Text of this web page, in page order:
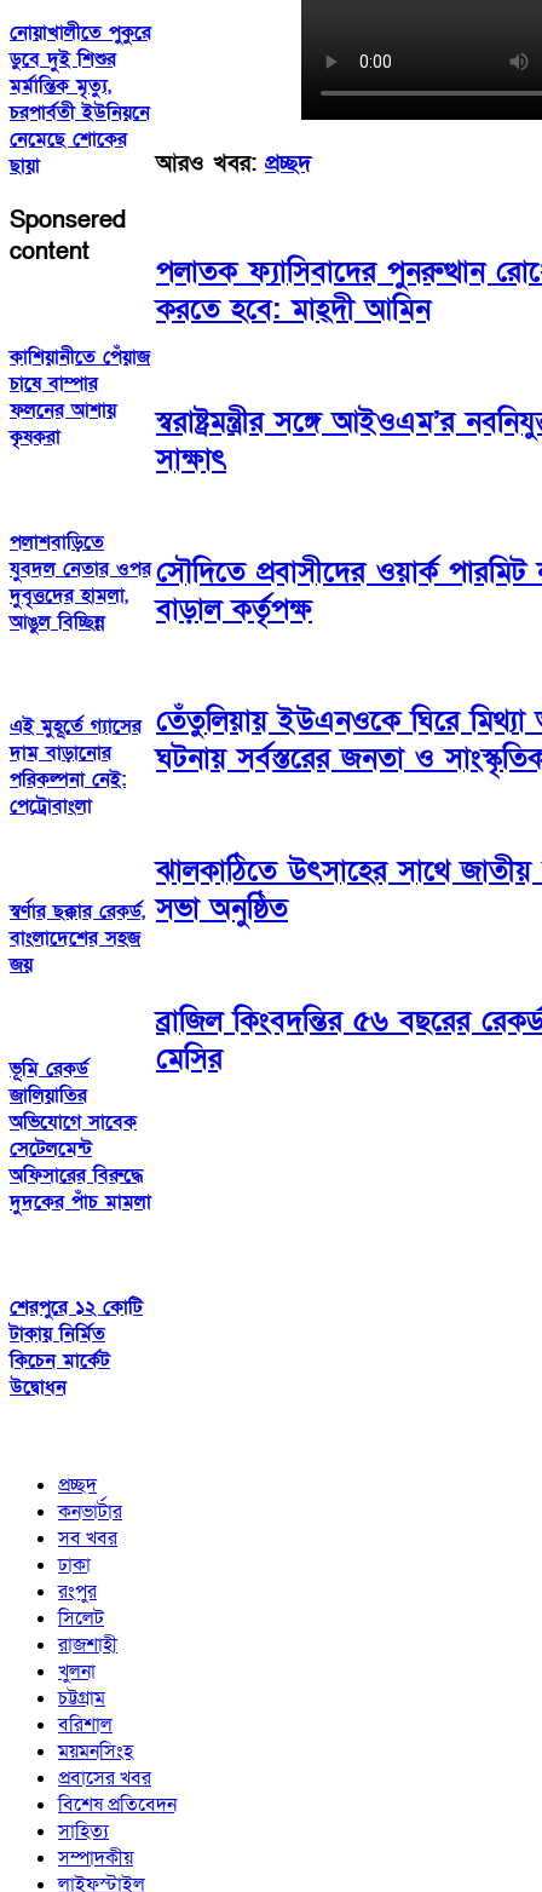
নোয়াখালীতে পুকুরে
ডুবে দুই শিশুর
মর্মান্তিক মৃত্যু,
চরপার্বতী ইউনিয়নে
নেমেছে শোকের
ছায়া
Sponsered
content
কাশিয়ানীতে পেঁয়াজ
চাষে বাম্পার
ফলনের আশায়
কৃষকরা
পলাশবাড়িতে
যুবদল নেতার ওপর
দুবৃত্তদের হামলা,
আঙুল বিচ্ছিন্ন
এই মুহূর্তে গ্যাসের
দাম বাড়ানোর
পরিকল্পনা নেই:
পেট্রোবাংলা
স্বর্ণার ছক্কার রেকর্ড,
বাংলাদেশের সহজ
জয়
ভূমি রেকর্ড
জালিয়াতির
অভিযোগে সাবেক
সেটেলমেন্ট
অফিসারের বিরুদ্ধে
দুদকের পাঁচ মামলা
শেরপুরে ১২ কোটি
টাকায় নির্মিত
কিচেন মার্কেট
উদ্বোধন
আরও খবর: প্রচ্ছদ
পলাতক ফ্যাসিবাদের পুনরুত্থান
করতে হবে: মাহ্দী আমিন
স্বরাষ্ট্রমন্ত্রীর সঙ্গে আইওএম’র
সাক্ষাৎ
সৌদিতে প্রবাসীদের ওয়ার্ক
বাড়াল কর্তৃপক্ষ
তেঁতুলিয়ায় ইউএনওকে ঘিরে
ঘটনায় সর্বস্তরের জনতা ও
ঝালকাঠিতে উৎসাহের সাথে
সভা অনুষ্ঠিত
ব্রাজিল কিংবদন্তির ৫৬ বছরের
মেসির
প্রচ্ছদ
কনভার্টার
সব খবর
ঢাকা
রংপুর
সিলেট
রাজশাহী
খুলনা
চট্টগ্রাম
বরিশাল
ময়মনসিংহ
প্রবাসের খবর
বিশেষ প্রতিবেদন
সাহিত্য
সম্পাদকীয়
লাইফস্টাইল